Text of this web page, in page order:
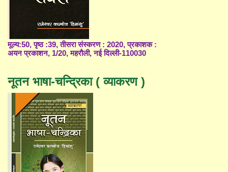
मूल्य:50, पृष्ठ :39, तीसरा संस्करण : 2020, प्रकाशक :
अयन प्रकाशन, 1/20, महरौली, नई दिल्ली-110030
नूतन भाषा-चन्द्रिका ( व्याकरण )